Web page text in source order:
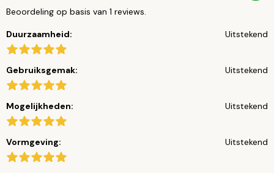
Beoordeling op basis van 1 reviews.
Duurzaamheid: Uitstekend
Gebruiksgemak: Uitstekend
Mogelijkheden: Uitstekend
Vormgeving: Uitstekend